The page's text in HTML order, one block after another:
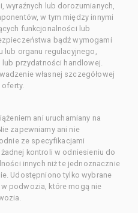
wyraźnych lub dorozumianych,
w tym między innymi
funkcjonalności lub
bądź wymogami
lub organu regulacyjnego,
przydatności handlowej.
własnej szczegółowej
ani uruchamiany na
zapewniamy ani nie
ze specyfikacjami
kontroli w odniesieniu do
innych niż te jednoznacznie
Udostępniono tylko wybrane
podwozia, które mogą nie